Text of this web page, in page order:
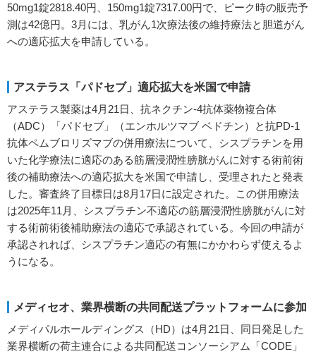
50mg1錠2818.40円、150mg1錠7317.00円で、ピーク時の販売予
測は42億円。3月には、乳がん1次療法後の維持療法と胆道がん
への適応拡大を申請している。
アステラス「パドセブ」適応拡大を米国で申請
アステラス製薬は4月21日、抗ネクチン-4抗体薬物複合体
（ADC）「パドセブ」（エンホルツマブ ベドチン）と抗PD-1
抗体ペムブロリズマブの併用療法について、シスプラチンを用
いた化学療法に適応のある筋層浸潤性膀胱がんに対する術前術
後の補助療法への適応拡大を米国で申請し、受理されたと発表
した。審査終了目標日は8月17日に設定された。この併用療法
は2025年11月、シスプラチン不適応の筋層浸潤性膀胱がんに対
する術前術後補助療法の適応で承認されている。今回の申請が
承認されれば、シスプラチン適応の有無にかかわらず使えるよ
うになる。
メディセオ、業界横断の共同配送プラットフォームに参加
メディパルホールディングス（HD）は4月21日、同日発足した
業界横断の荷主連合による共同配送コンソーシアム「CODE」